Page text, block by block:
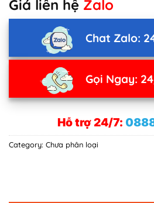
Giá liên hệ Zalo
Chat Zalo:
Gọi Ngay:
Hỗ trợ 24/7:
Category: Chưa phân loại